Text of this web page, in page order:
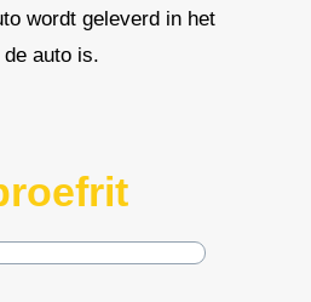
wordt geleverd in het
auto is.